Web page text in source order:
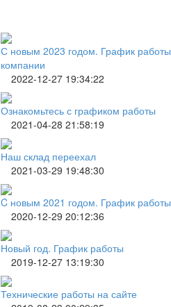
С новым 2023 годом. График работы
компании
2022-12-27 19:34:22
Ознакомьтесь с графиком работы
2021-04-28 21:58:19
Наш склад переехал
2021-03-29 19:48:30
C новым 2021 годом. График работы
2020-12-29 20:12:36
Новый год. График работы
2019-12-27 13:19:30
Технические работы на сайте